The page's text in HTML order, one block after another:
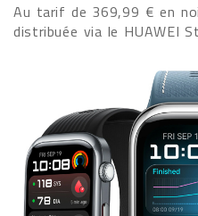
Au tarif de 369,99 € en
distribuée via le HUAWEI